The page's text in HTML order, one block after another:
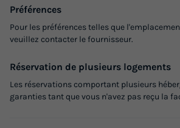
Préférences
Pour les préférences telles que
veuillez contacter le fournisseur.
Réservation de plusieurs logements
Les réservations comportant plusieurs
garanties tant que vous n'avez pas reçu la